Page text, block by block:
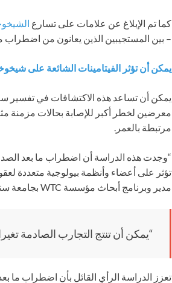
كما تم الإبلاغ عن علامات على تسارع
– بين المستجيبين الذين يعانون من اضطراب
يمكن أن تؤثر الفيتامينات الشائعة على
يمكن أن تساعد هذه الاكتشافات في تفسير
معرضين لخطر أكبر للإصابة بحالات مزمنة
مرتبطة بالعمر.
“وجدت هذه الدراسة أن اضطراب ما بعد
تؤثر على أعضاء وأنظمة بيولوجية متعددة
مدير وبرنامج أبحاث مؤسسة WTC بجامعة ستونبروك، لموقع فوكس نيوز ديجيتال.
“يمكن أن تنتج التجارب الصادمة
تعزز الدراسة الرأي القائل بأن اضطراب